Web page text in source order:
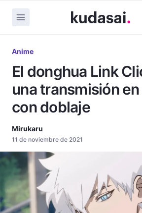
Anime
El donghua Link
una transmisión
con doblaje
Mirukaru
11 de noviembre de 2021